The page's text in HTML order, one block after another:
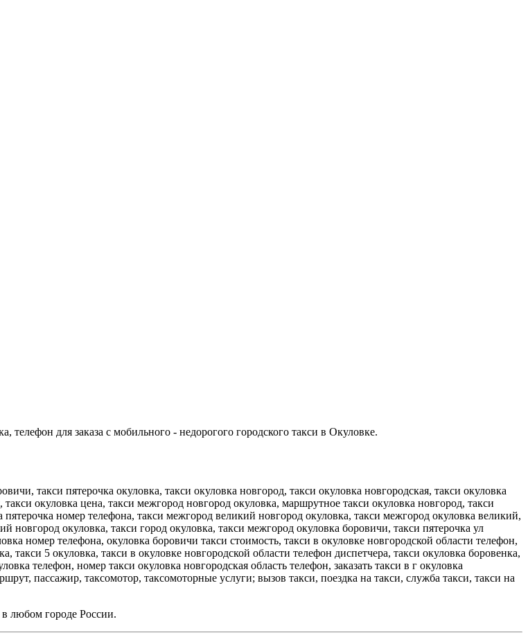
для заказа с мобильного - недорогого городского такси в Окуловке.
такси пятерочка окуловка, такси окуловка новгород, такси окуловка новгородская, такси окуловка
окуловка цена, такси межгород новгород окуловка, маршрутное такси окуловка новгород, такси
пятерочка номер телефона, такси межгород великий новгород окуловка, такси межгород окуловка великий,
новгород окуловка, такси город окуловка, такси межгород окуловка боровичи, такси пятерочка ул
номер телефона, окуловка боровичи такси стоимость, такси в окуловке новгородской области телефон,
такси 5 окуловка, такси в окуловке новгородской области телефон диспетчера, такси окуловка боровенка,
телефон, номер такси окуловка новгородская область телефон, заказать такси в г окуловка
пассажир, таксомотор, таксомоторные услуги; вызов такси, поездка на такси, служба такси, такси на
в любом городе России.